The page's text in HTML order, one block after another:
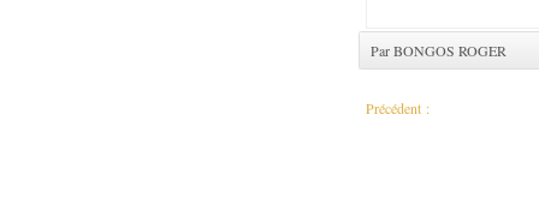
Par BONGOS ROGER
Précédent :